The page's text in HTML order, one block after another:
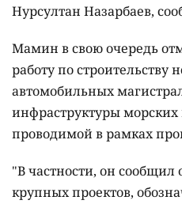
Нурсултан Назарбаев,
Мамин в свою очередь
работу по
автомобильных
инфраструктуры морских
проводимой в рамках
"В частности, он сообщил
крупных проектов,